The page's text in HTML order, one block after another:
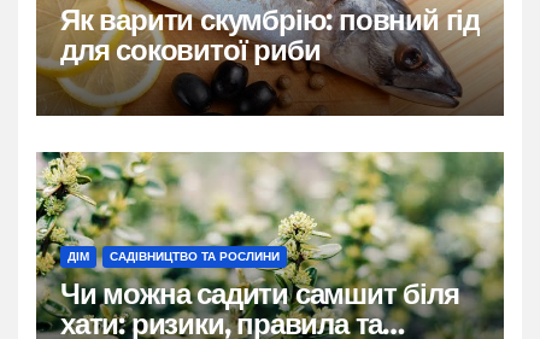
Як варити скумбрію: повний гід
для соковитої риби
ДІМ САДІВНИЦТВО ТА РОСЛИНИ
Чи можна садити самшит біля
хати: ризики, правила та